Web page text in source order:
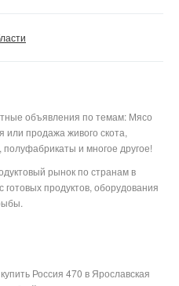
объявления по темам: Мясо
или продажа живого скота,
и многое другое!
рынок по странам в
продуктов, оборудования
Россия 470 в Ярославская